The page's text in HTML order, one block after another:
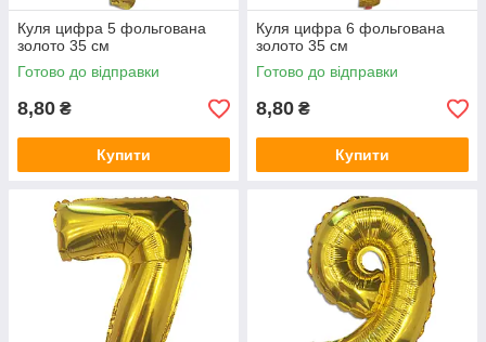
Куля цифра 5 фольгована
золото 35 см
Готово до відправки
8,80 ₴
Купити
Куля цифра 6 фольгована
золото 35 см
Готово до відправки
8,80 ₴
Купити